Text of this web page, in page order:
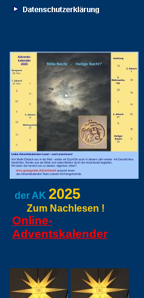
der AK 2025
Zum Nachlesen !
Online-
Adventskalender